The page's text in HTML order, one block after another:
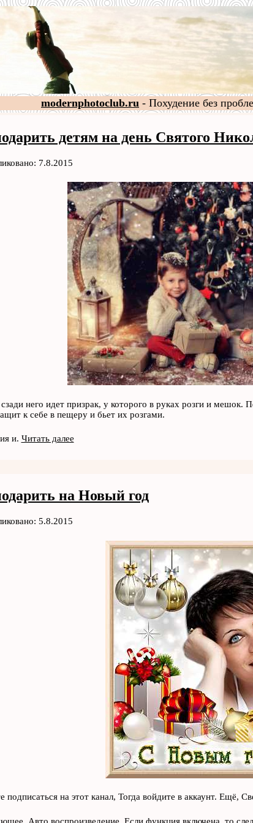
modernphotoclub.ru - Похудение без
детям на день Святого
7.8.2015
него идет призрак, у которого в руках розги и
к себе в пещеру и бьет их розгами.
и. Читать далее
на Новый год
5.8.2015
подписаться на этот канал, Тогда войдите в аккаунт. Ещё,